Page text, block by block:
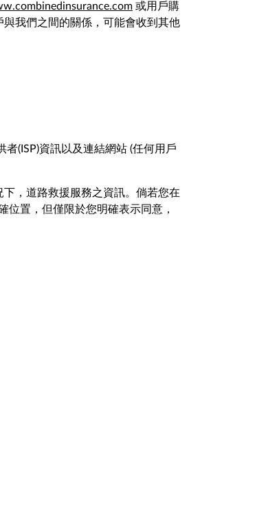
或用戶購
我們之間的關係，可能會收到其他
(ISP)資訊以及連結網站 (任何用戶
，道路救援服務之資訊。倘若您在
置，但僅限於您明確表示同意，